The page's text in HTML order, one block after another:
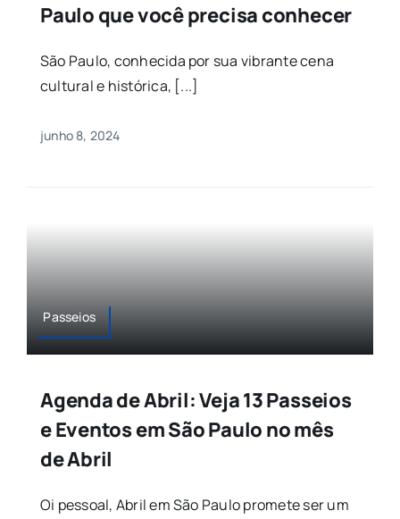
Paulo que você precisa conhecer
São Paulo, conhecida por sua vibrante cena
cultural e histórica, [...]
junho 8, 2024
Passeios
Agenda de Abril: Veja 13 Passeios
e Eventos em São Paulo no mês
de Abril
Oi pessoal, Abril em São Paulo promete ser um